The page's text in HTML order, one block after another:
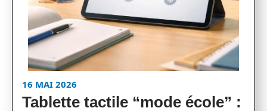
16 MAI 2026
Tablette tactile “mode école” :